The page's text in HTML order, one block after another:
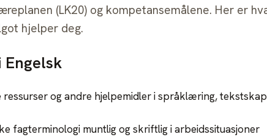
(LK20) og kompetansemålene. Her er
hjelper deg.
Engelsk
ressurser og andre hjelpemidler i språklæring,
fagterminologi muntlig og skriftlig i arbeidssituasjoner